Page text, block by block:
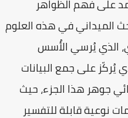
على فهم الظواهر
الميداني في هذه العلوم
الذي يُرسي الأُسس
يُركّز على جمع البيانات
جوهر هذا الجزء، حيث
نوعية قابلة للتفسير